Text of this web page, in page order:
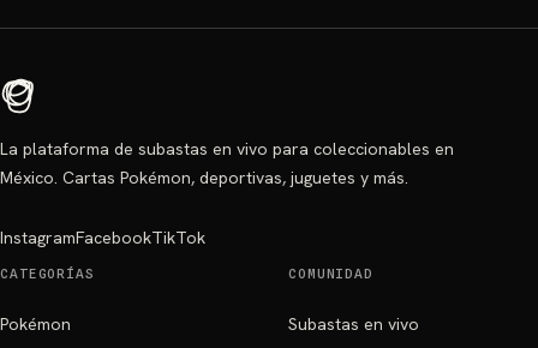
La plataforma de subastas en vivo para coleccionables en
México. Cartas Pokémon, deportivas, juguetes y más.
InstagramFacebookTikTok
CATEGORÍAS
Pokémon
COMUNIDAD
Subastas en vivo